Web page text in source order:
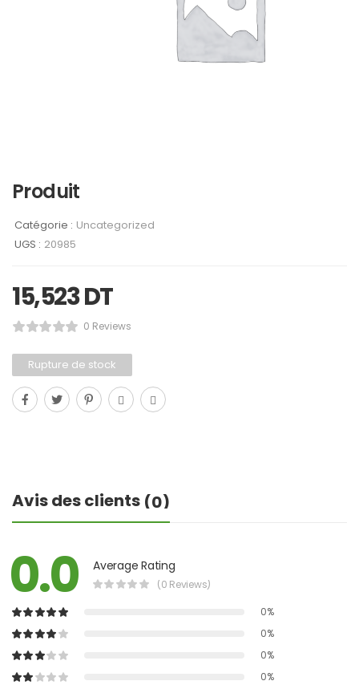
Produit
Catégorie : Uncategorized
UGS : 20985
15,523DT
0 Reviews
Rupture de stock
Avis des clients (0)
0.0 Average Rating
(0 Reviews)
0%
0%
0%
0%